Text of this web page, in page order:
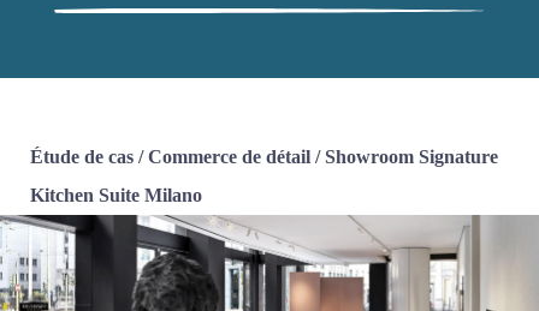
Étude de cas /Commerce de détail /Showroom Signature
Kitchen Suite Milano